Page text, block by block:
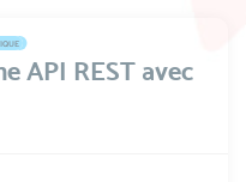
API REST avec